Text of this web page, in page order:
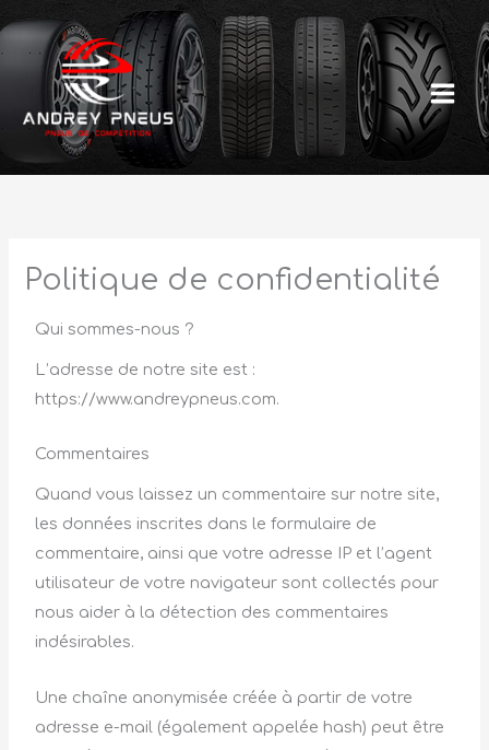
contenu
Politique de confidentialité
Qui sommes-nous ?
L’adresse de notre site est :
https://www.andreypneus.com.
Commentaires
Quand vous laissez un commentaire sur notre site,
les données inscrites dans le formulaire de
commentaire, ainsi que votre adresse IP et l’agent
utilisateur de votre navigateur sont collectés pour
nous aider à la détection des commentaires
indésirables.
Une chaîne anonymisée créée à partir de votre
adresse e-mail (également appelée hash) peut être